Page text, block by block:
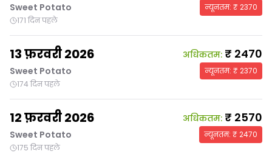
Sweet Potato
171 दिन पहले
न्यूनतम: ₹2370
13 फ़रवरी 2026
Sweet Potato
174 दिन पहले
अधिकतम: ₹ 2470
न्यूनतम: ₹2370
12 फ़रवरी 2026
Sweet Potato
175 दिन पहले
अधिकतम: ₹ 2570
न्यूनतम: ₹2470